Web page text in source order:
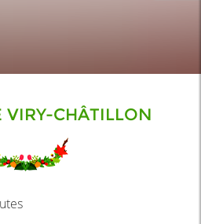
VIRY-CHÂTILLON